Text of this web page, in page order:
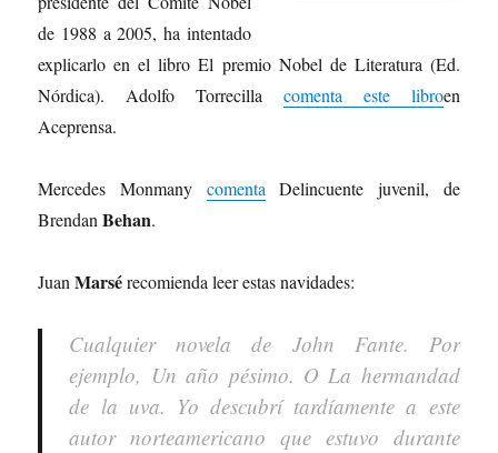
de 1988 a 2005, ha intentado
explicarlo en el libro El premio Nobel de Literatura (Ed.
Nórdica). Adolfo Torrecilla comenta este libroen
Aceprensa.
Mercedes Monmany comenta Delincuente juvenil, de
BrendanBehan.
JuanMarsérecomienda leer estas navidades:
Cualquier novela de John Fante. Por
ejemplo, Un año pésimo. O La hermandad
de la uva. Yo descubrí tardíamente a este
autor norteamericano que estuvo durante